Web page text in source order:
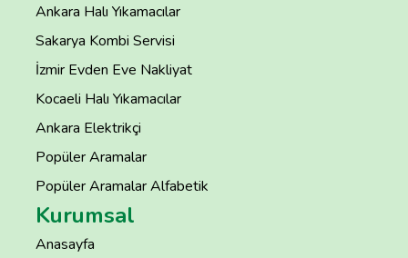
Ankara Halı Yıkamacılar
Sakarya Kombi Servisi
İzmir Evden Eve Nakliyat
Kocaeli Halı Yıkamacılar
Ankara Elektrikçi
Popüler Aramalar
Popüler Aramalar Alfabetik
Kurumsal
Anasayfa